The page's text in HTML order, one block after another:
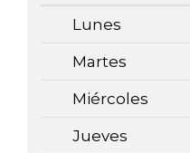
Lunes
Martes
Miércoles
Jueves